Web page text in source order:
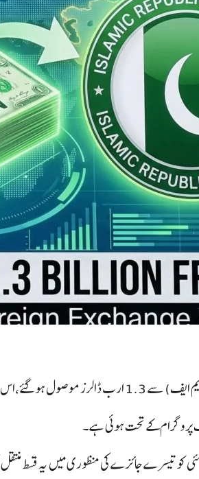
نے اعلامیہ جاری کر دیا۔
پروگرام کے تحت ہوئی ہے۔